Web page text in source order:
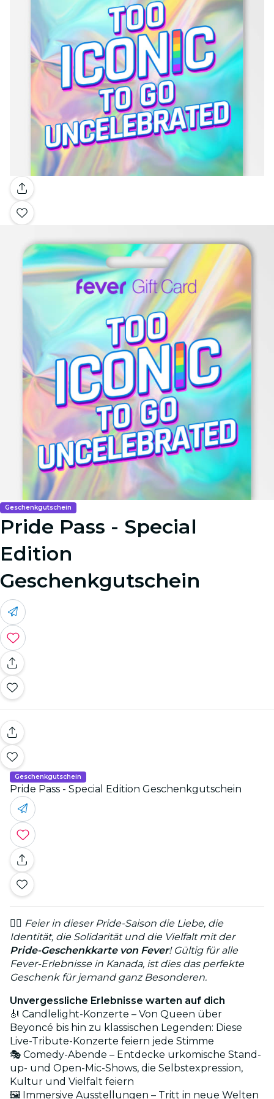
Geschenkgutschein
Pride Pass - Special
Edition
Geschenkgutschein
Geschenkgutschein
Pride Pass - Special Edition Geschenkgutschein
🏳️‍🌈 Feier in dieser Pride-Saison die Liebe, die
Identität, die Solidarität und die Vielfalt mit der
Pride-Geschenkkarte von Fever! Gültig für alle
Fever-Erlebnisse in Kanada, ist dies das perfekte
Geschenk für jemand ganz Besonderen.
Unvergessliche Erlebnisse warten auf dich
🎻 Candlelight-Konzerte – Von Queen über
Beyoncé bis hin zu klassischen Legenden: Diese
Live-Tribute-Konzerte feiern jede Stimme
🎭 Comedy-Abende – Entdecke urkomische Stand-
up- und Open-Mic-Shows, die Selbstexpression,
Kultur und Vielfalt feiern
🖼️ Immersive Ausstellungen – Tritt in neue Welten